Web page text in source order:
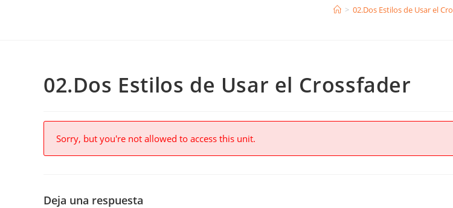
> 02.Dos Estilos de Usar el
02.Dos Estilos de Usar el Crossfader
Sorry, but you're not allowed to access this unit.
Deja una respuesta